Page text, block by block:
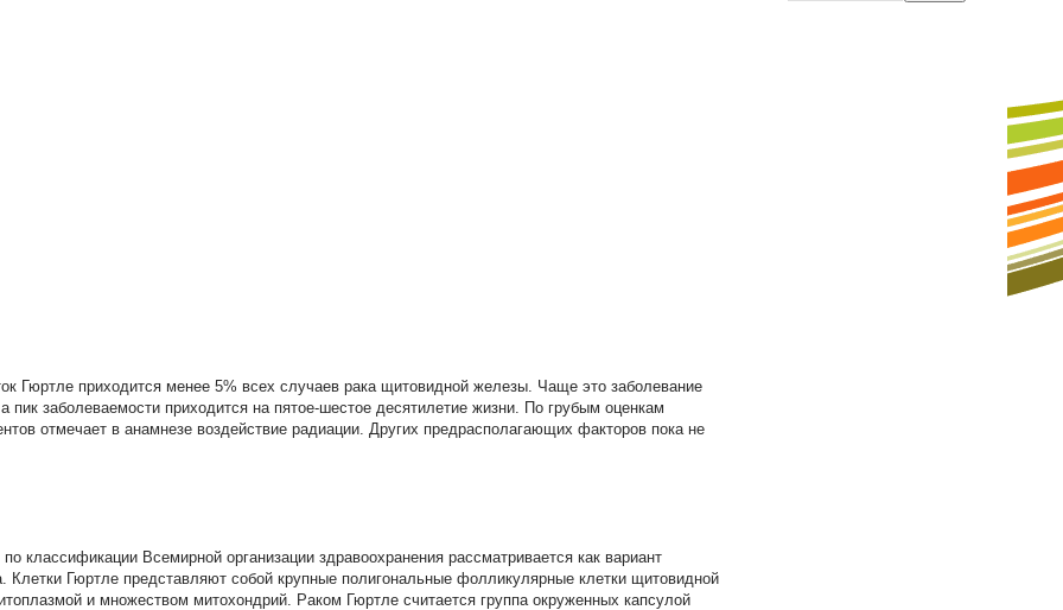
Гюртле приходится менее 5% всех случаев рака щитовидной железы. Чаще это заболевание
заболеваемости приходится на пятое-шестое десятилетие жизни. По грубым оценкам
отмечает в анамнезе воздействие радиации. Других предрасполагающих факторов пока не
классификации Всемирной организации здравоохранения рассматривается как вариант
Клетки Гюртле представляют собой крупные полигональные фолликулярные клетки щитовидной
и множеством митохондрий. Раком Гюртле считается группа окруженных капсулой